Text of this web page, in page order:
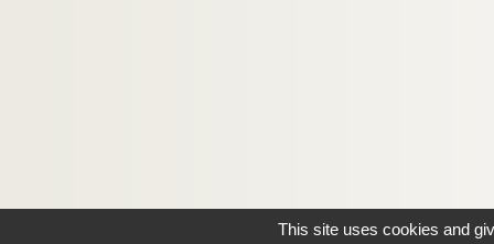
This site uses cookies and